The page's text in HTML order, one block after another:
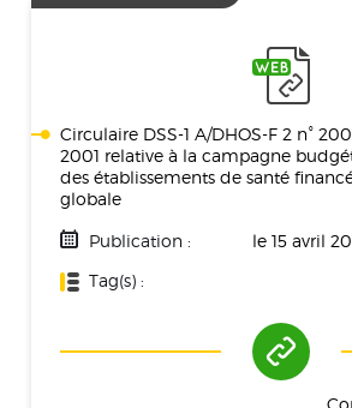
Circulaire DSS-1 A/DHOS-F 2 n°
2001 relative à la campagne
des établissements de santé
globale
Publication :
le 15 avril
Tag(s) :